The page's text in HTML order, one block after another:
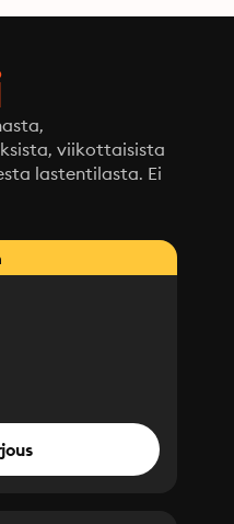
viikottaisista
lastentilasta. Ei